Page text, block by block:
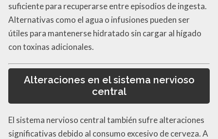
suficiente para recuperarse entre episodios de ingesta.
Alternativas como el agua o infusiones pueden ser
útiles para mantenerse hidratado sin cargar al hígado
con toxinas adicionales.
Alteraciones en el sistema nervioso
central
El sistema nervioso central también sufre alteraciones
significativas debido al consumo excesivo de cerveza. A